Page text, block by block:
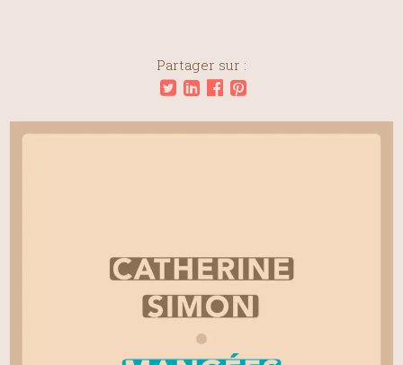
Partager sur :